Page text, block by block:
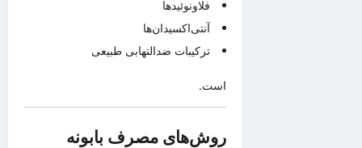
فلاونوئیدها
آنتی‌اکسیدان‌ها
ترکیبات ضدالتهابی طبیعی
است.
روش‌های مصرف بابونه